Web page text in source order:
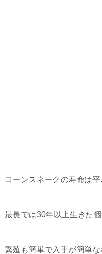
コーンスネークの寿命は平
最長では30年以上生きた個
繁殖も簡単で入手が簡単